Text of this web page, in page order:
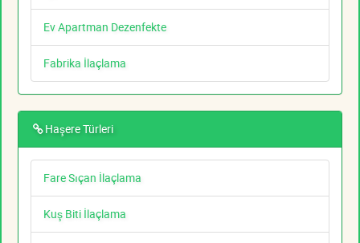
Ev Apartman Dezenfekte
Fabrika İlaçlama
Haşere Türleri
Fare Sıçan İlaçlama
Kuş Biti İlaçlama